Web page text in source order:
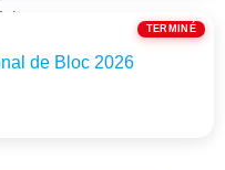
TERMINÉ
de Bloc 2026